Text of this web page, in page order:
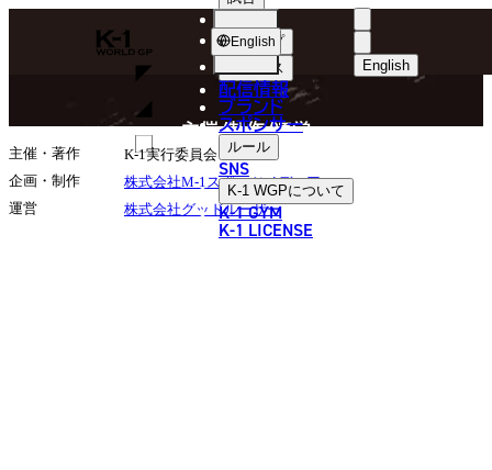
K-
WGP
English
ショップ
ニュース
配信情報
ブランド
スポンサー
ルール
SNS
K-1 WGPについて
K-1 GYM
K-1 LICENSE
English
COMPANY
主催/制作/運営
主催・著作
K-1実行委員会
企画・制作
株式会社M-1スポーツメディア
運営
株式会社グッドルーザー